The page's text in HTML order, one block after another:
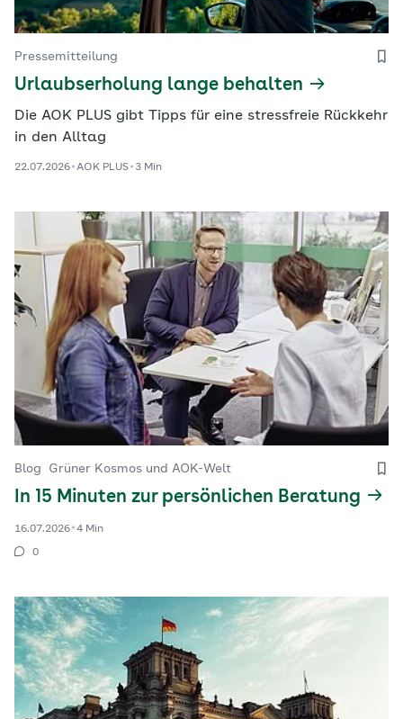
Pressemitteilung
Urlaubserholung lange behalten
Die AOK PLUS gibt Tipps für eine stressfreie Rückkehr
in den Alltag
22.07.2026 AOK PLUS 3 Min
Blog Grüner Kosmos und AOK-Welt
In 15 Minuten zur persönlichen Beratung
16.07.2026 4 Min
0